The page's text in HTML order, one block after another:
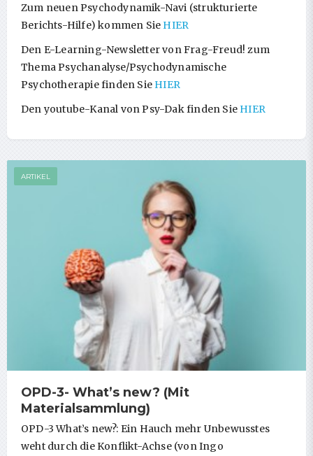
Zum neuen Psychodynamik-Navi (strukturierte
Berichts-Hilfe) kommen Sie HIER
Den E-Learning-Newsletter von Frag-Freud! zum
Thema Psychanalyse/Psychodynamische
Psychotherapie finden Sie HIER
Den youtube-Kanal von Psy-Dak finden Sie HIER
ARTIKEL
OPD-3- What’s new? (Mit
Materialsammlung)
OPD-3 What’s new?: Ein Hauch mehr Unbewusstes
weht durch die Konflikt-Achse (von Ingo